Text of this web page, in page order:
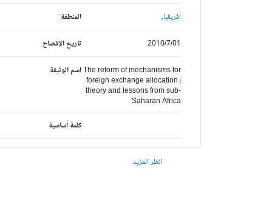
المنطقة أفريقيا,
تاريخ الإفصاح 2010/7/01
اسم الوثيقةThe reform of mechanisms for
foreign exchange allocation :
theory and lessons from sub-
Saharan Africa
كلمة أساسية
انظر المزيد